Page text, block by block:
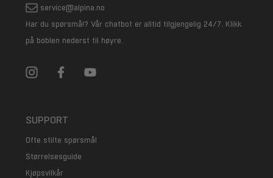
service@alpina.no
Har du spørsmål? Vår chatbot er alltid tilgjengelig 24/7. Klikk
på boblen nederst til høyre.
SUPPORT
Ofte stilte spørsmål
Størrelsesguide
Kjøpsvilkår